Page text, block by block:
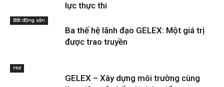
lực thực thi
Bất động sản
Ba thế hệ lãnh đạo GELEX: Một giá trị
được trao truyền
Hot
GELEX – Xây dựng môi trường cùng